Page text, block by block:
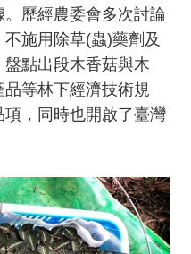
歷經農委會多次討論
施用除草(蟲)藥劑及
點出段木香菇與木
等林下經濟技術規
，同時也開啟了臺灣